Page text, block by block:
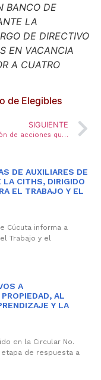
BANCO DE
LA
DE DIRECTIVO
EN VACANCIA
A CUATRO
de Elegibles
SIGUIENTE
Suspensión de acciones que contemplen el retorno presencial a las actividades académicas
DE AUXILIARES DE
CITHS, DIRIGIDO
EL TRABAJO Y EL
Cúcuta informa a
Trabajo y el
A
AL
Y LA
en la Circular No.
de respuesta a